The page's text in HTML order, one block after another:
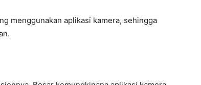
menggunakan aplikasi kamera, sehingga